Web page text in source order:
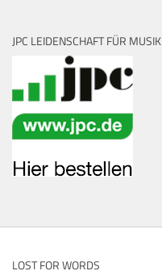
JPC LEIDENSCHAFT FÜR MUSIK
LOST FOR WORDS